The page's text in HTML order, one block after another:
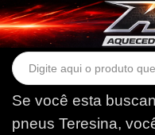
Se você esta
pneus Teresina,